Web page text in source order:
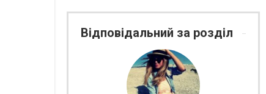
Відповідальний за розділ